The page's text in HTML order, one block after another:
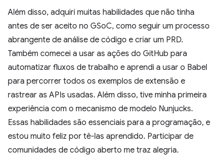
Além disso, adquiri muitas habilidades que não tinha
antes de ser aceito no GSoC, como seguir um processo
abrangente de análise de código e criar um PRD.
Também comecei a usar as ações do GitHub para
automatizar fluxos de trabalho e aprendi a usar o Babel
para percorrer todos os exemplos de extensão e
rastrear as APIs usadas. Além disso, tive minha primeira
experiência com o mecanismo de modelo Nunjucks.
Essas habilidades são essenciais para a programação, e
estou muito feliz por tê-las aprendido. Participar de
comunidades de código aberto me traz alegria.